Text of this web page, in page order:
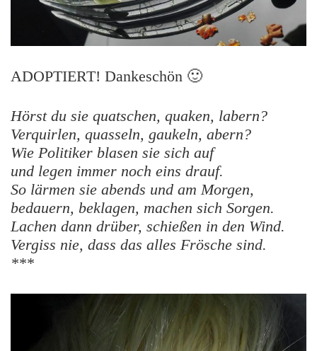
ADOPTIERT! Dankeschön 🙂
Hörst du sie quatschen, quaken, labern?
Verquirlen, quasseln, gaukeln, abern?
Wie Politiker blasen sie sich auf
und legen immer noch eins drauf.
So lärmen sie abends und am Morgen,
bedauern, beklagen, machen sich Sorgen.
Lachen dann drüber, schießen in den Wind.
Vergiss nie, dass das alles Frösche sind.
***